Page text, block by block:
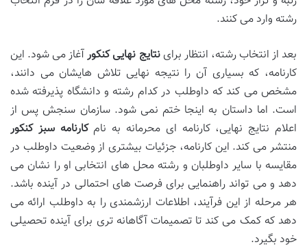
رشته وارد می کنند.
بعد از انتخاب رشته، انتظار براینتایج نهایی کنکورآغاز می شود. این
کارنامه، که بسیاری آن را نتیجه نهایی تلاش هایشان می دانند،
مشخص می کند که داوطلب در کدام رشته و دانشگاه پذیرفته شده
است. اما داستان به اینجا ختم نمی شود. سازمان سنجش پس از
اعلام نتایج نهایی، کارنامه ای محرمانه به نامکارنامه سبز کنکور
منتشر می کند. این کارنامه، جزئیات بیشتری از وضعیت داوطلب در
مقایسه با سایر داوطلبان و رشته محل های انتخابی او را نشان می
دهد و می تواند راهنمایی برای فرصت های احتمالی در آینده باشد.
هر مرحله از این فرآیند، اطلاعات ارزشمندی را به داوطلب ارائه می
دهد که کمک می کند تا تصمیمات آگاهانه تری برای آینده تحصیلی
خود بگیرد.